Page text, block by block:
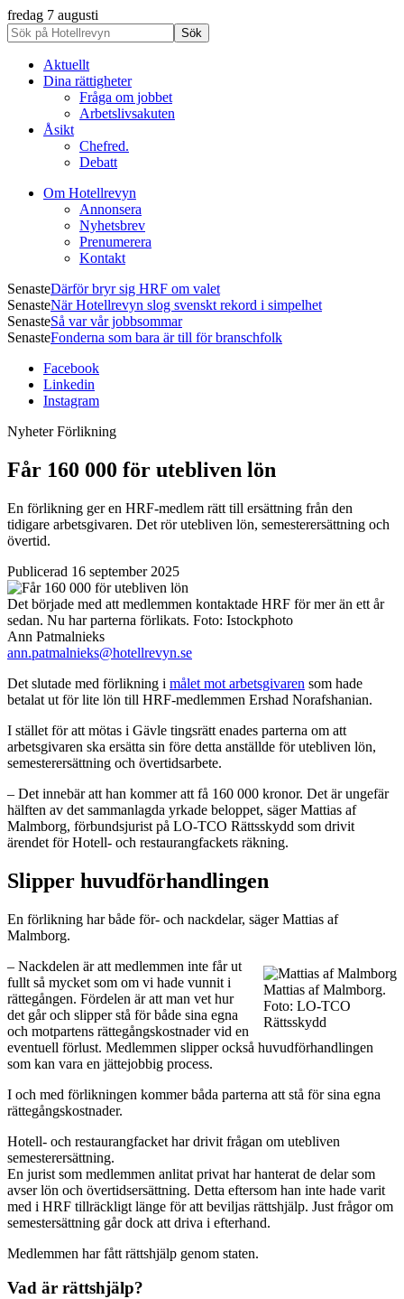
fredag 7 augusti
Aktuellt
Dina rättigheter
Fråga om jobbet
Arbetslivsakuten
Åsikt
Chefred.
Debatt
Om Hotellrevyn
Annonsera
Nyhetsbrev
Prenumerera
Kontakt
SenasteDärför bryr sig HRF om valet
SenasteNär Hotellrevyn slog svenskt rekord i simpelhet
SenasteSå var vår jobbsommar
SenasteFonderna som bara är till för branschfolk
Facebook
Linkedin
Instagram
NyheterFörlikning
Får 160 000 för utebliven lön
En förlikning ger en HRF-medlem rätt till ersättning från den
tidigare arbetsgivaren. Det rör utebliven lön, semesterersättning och
övertid.
Publicerad 16 september 2025
Det började med att medlemmen kontaktade HRF för mer än ett år
sedan. Nu har parterna förlikats. Foto: Istockphoto
Ann Patmalnieks
ann.patmalnieks@hotellrevyn.se
Det slutade med förlikning i målet mot arbetsgivaren som hade
betalat ut för lite lön till HRF-medlemmen Ershad Norafshanian.
I stället för att mötas i Gävle tingsrätt enades parterna om att
arbetsgivaren ska ersätta sin före detta anställde för utebliven lön,
semesterersättning och övertidsarbete.
– Det innebär att han kommer att få 160 000 kronor. Det är ungefär
hälften av det sammanlagda yrkade beloppet, säger Mattias af
Malmborg, förbundsjurist på LO-TCO Rättsskydd som drivit
ärendet för Hotell- och restaurangfackets räkning.
Slipper huvudförhandlingen
En förlikning har både för- och nackdelar, säger Mattias af
Malmborg.
Mattias af Malmborg.
Foto: LO-TCO
Rättsskydd
– Nackdelen är att medlemmen inte får ut
fullt så mycket som om vi hade vunnit i
rättegången. Fördelen är att man vet hur
det går och slipper stå för både sina egna
och motpartens rättegångskostnader vid en
eventuell förlust. Medlemmen slipper också huvudförhandlingen
som kan vara en jättejobbig process.
I och med förlikningen kommer båda parterna att stå för sina egna
rättegångskostnader.
Hotell- och restaurangfacket har drivit frågan om utebliven
semesterersättning.
En jurist som medlemmen anlitat privat har hanterat de delar som
avser lön och övertidsersättning. Detta eftersom han inte hade varit
med i HRF tillräckligt länge för att beviljas rättshjälp. Just frågor om
semestersättning går dock att driva i efterhand.
Medlemmen har fått rättshjälp genom staten.
Vad är rättshjälp?